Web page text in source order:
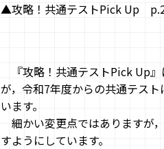
▲攻略！共通テストPick Up
『攻略！共通テストPick Up』
が，令和7年度からの共通テス
います。
細かい変更点ではありますが
すようにしています。